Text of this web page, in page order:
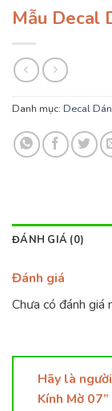
Mẫu Decal
Danh mục: Decal
ĐÁNH GIÁ (0)
Đánh giá
Chưa có đánh giá
Hãy là
Kính Mờ 07”